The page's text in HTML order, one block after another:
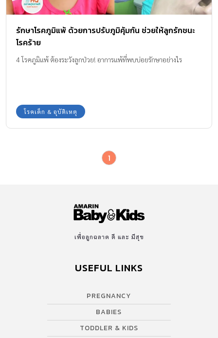
รักษาโรคภูมิแพ้ ด้วยการปรับภูมิคุ้มกัน ช่วยให้ลูกรักชนะ
โรคร้าย
4 โรคภูมิแพ้ ต้องระวังลูกป่วย! อาการแพ้ที่พบบ่อยรักษาอย่างไร
โรคเด็ก & อุบัติเหตุ
1
เพื่อลูกฉลาด ดี และ มีสุข
USEFUL LINKS
PREGNANCY
BABIES
TODDLER & KIDS